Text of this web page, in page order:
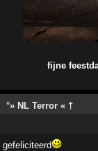
fijne
°» NL Terror « †
gefeliciteerd